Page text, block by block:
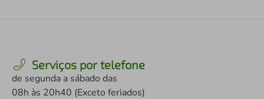
Serviços por telefone
de segunda a sábado das
08h às 20h40 (Exceto feriados)